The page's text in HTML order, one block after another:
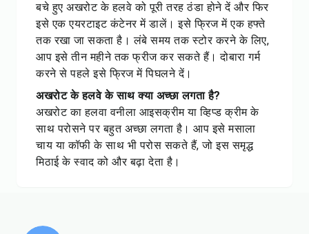
बचे हुए अखरोट के हलवे को पूरी तरह ठंडा होने दें और फिर
इसे एक एयरटाइट कंटेनर में डालें। इसे फ्रिज में एक हफ्ते
तक रखा जा सकता है। लंबे समय तक स्टोर करने के लिए,
आप इसे तीन महीने तक फ्रीज कर सकते हैं। दोबारा गर्म
करने से पहले इसे फ्रिज में पिघलने दें।
अखरोट के हलवे के साथ क्या अच्छा लगता है?
अखरोट का हलवा वनीला आइसक्रीम या व्हिप्ड क्रीम के
साथ परोसने पर बहुत अच्छा लगता है। आप इसे मसाला
चाय या कॉफी के साथ भी परोस सकते हैं, जो इस समृद्ध
मिठाई के स्वाद को और बढ़ा देता है।